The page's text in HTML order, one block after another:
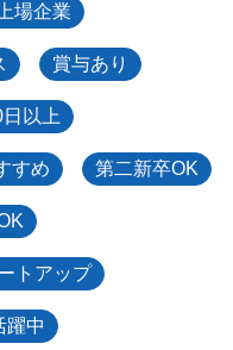
上場企業
賞与あり
以上
すめ 第二新卒OK
トアップ
躍中